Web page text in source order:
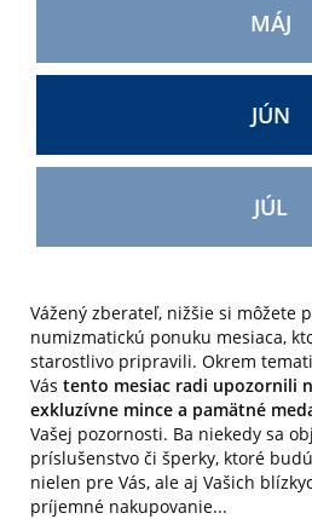
MÁJ
JÚN
JÚL
Vážený zberateľ, nižšie si môžete
numizmatickú ponuku mesiaca,
starostlivo pripravili. Okrem
Vás tento mesiac radi upozornili
exkluzívne mince a pamätné
Vašej pozornosti. Ba niekedy sa
príslušenstvo či šperky, ktoré
nielen pre Vás, ale aj Vašich
príjemné nakupovanie...